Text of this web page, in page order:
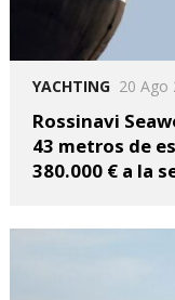
YACHTING 20 Ago
Rossinavi
43 metros de
380.000 € a la